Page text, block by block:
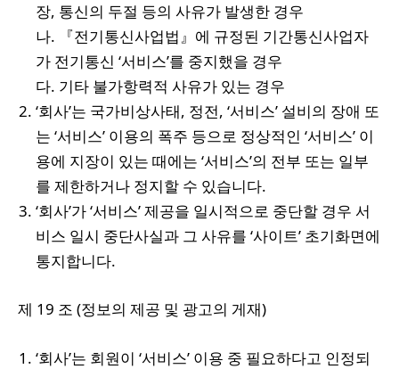
장, 통신의 두절 등의 사유가 발생한 경우
나. 『전기통신사업법』에 규정된 기간통신사업자
가 전기통신 ‘서비스’를 중지했을 경우
다. 기타 불가항력적 사유가 있는 경우
‘회사’는 국가비상사태, 정전, ‘서비스’ 설비의 장애 또
는 ‘서비스’ 이용의 폭주 등으로 정상적인 ‘서비스’ 이
용에 지장이 있는 때에는 ‘서비스’의 전부 또는 일부
를 제한하거나 정지할 수 있습니다.
‘회사’가 ‘서비스’ 제공을 일시적으로 중단할 경우 서
비스 일시 중단사실과 그 사유를 ‘사이트’ 초기화면에
통지합니다.
제 19 조 (정보의 제공 및 광고의 게재)
‘회사’는 회원이 ‘서비스’ 이용 중 필요하다고 인정되